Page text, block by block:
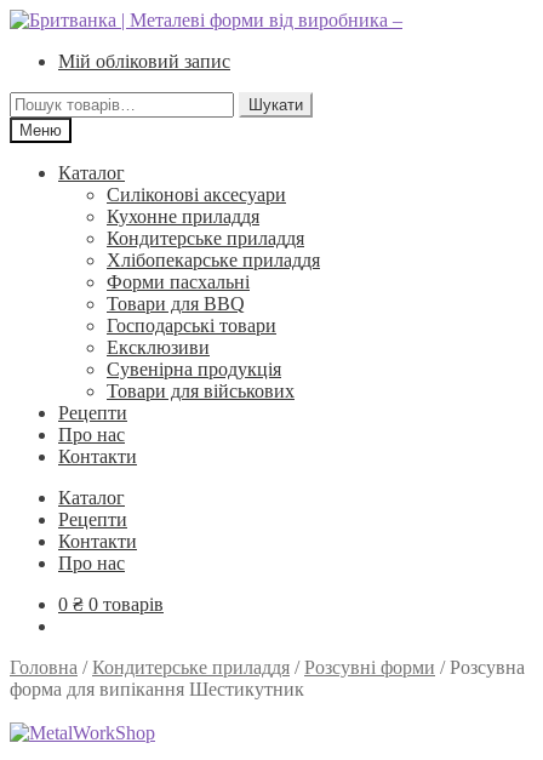
Перейти
навігації
Перейти
вмістуМій обліковий запис
Шукати:
Шукати
Меню
Каталог
Силіконові аксесуари
Кухонне приладдя
Кондитерське приладдя
Хлібопекарське приладдя
Форми пасхальні
Товари для BBQ
Господарські товари
Ексклюзиви
Сувенірна продукція
Товари для військових
Рецепти
Про нас
Контакти
Каталог
Рецепти
Контакти
Про нас
0 ₴ 0 товарів
Головна /Кондитерське приладдя /Розсувні форми /Розсувна
форма для випікання Шестикутник